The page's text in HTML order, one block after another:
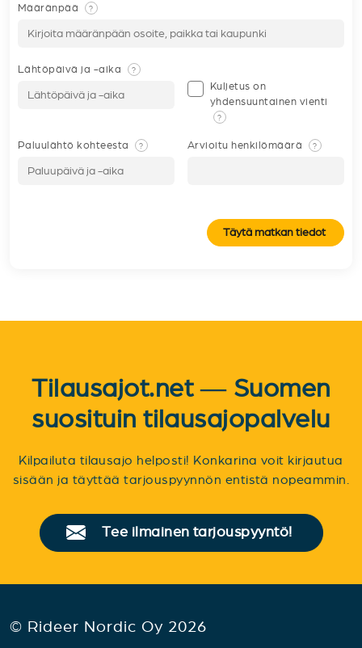
Määränpää ?
Lähtöpäivä ja -aika ?
Kuljetus on
yhdensuuntainen vienti
?
Paluulähtö kohteesta ? Arvioitu henkilömäärä ?
Täytä matkan tiedot
Tilausajot.net — Suomen
suosituin tilausajopalvelu
Kilpailuta tilausajo helposti! Konkarina voit kirjautua
sisään ja täyttää tarjouspyynnön entistä nopeammin.
Tee ilmainen tarjouspyyntö!
© Rideer Nordic Oy 2026